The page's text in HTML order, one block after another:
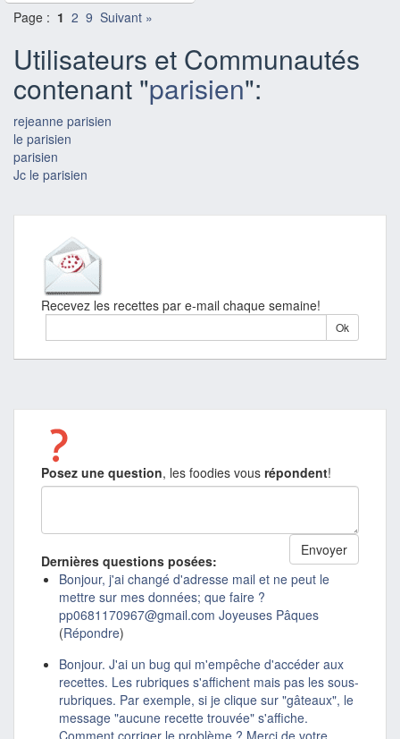
Page : 1 2 9 Suivant »
Utilisateurs et Communautés
contenant "parisien":
rejeanne parisien
le parisien
parisien
Jc le parisien
Recevez les recettes par e-mail chaque semaine!
Posez une question, les foodies vous répondent!
Dernières questions posées:
Bonjour, j'ai changé d'adresse mail et ne peut le
mettre sur mes données; que faire ?
pp0681170967@gmail.com Joyeuses Pâques
(Répondre)
Bonjour. J'ai un bug qui m'empêche d'accéder aux
recettes. Les rubriques s'affichent mais pas les sous-
rubriques. Par exemple, si je clique sur "gâteaux", le
message "aucune recette trouvée" s'affiche.
Comment corriger le problème ? Merci de votre